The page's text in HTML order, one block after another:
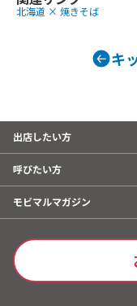
ク、ポテトフライ、
ドッグ、ジャンボ
串ステーキ700、
ンクリームソーダ、
ビール、レモンス
モヒート、アイスコ
フェ・オ・レ、ホ
ンナーコーヒー、ホ
レ、ホットティー
ロナビール
北海道 × 焼きそば
キ
出店したい方
呼びたい方
モビマルマガジン